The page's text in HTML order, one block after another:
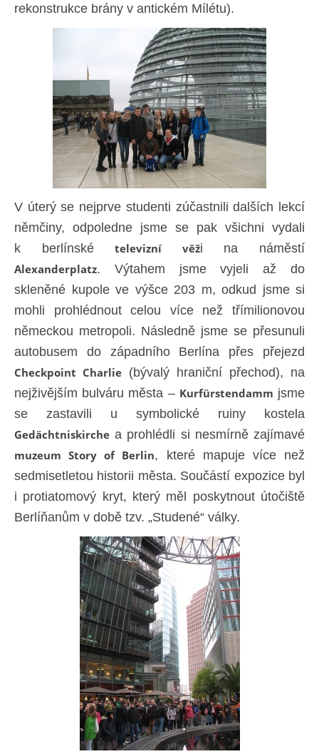
rekonstrukce brány v antickém Mílétu).
V úterý se nejprve studenti zúčastnili dalších lekcí
němčiny, odpoledne jsme se pak všichni vydali
k berlínskételevizní věži na náměstí
Alexanderplatz. Výtahem jsme vyjeli až do
skleněné kupole ve výšce 203 m, odkud jsme si
mohli prohlédnout celou více než třímilionovou
německou metropoli. Následně jsme se přesunuli
autobusem do západního Berlína přes přejezd
Checkpoint Charlie (bývalý hraniční přechod), na
nejživějším bulváru města – Kurfürstendamm jsme
se zastavili u symbolické ruiny kostela
Gedächtniskirche a prohlédli si nesmírně zajímavé
muzeum Story of Berlin, které mapuje více než
sedmisetletou historii města. Součástí expozice byl
i protiatomový kryt, který měl poskytnout útočiště
Berlíňanům v době tzv. „Studené“ války.